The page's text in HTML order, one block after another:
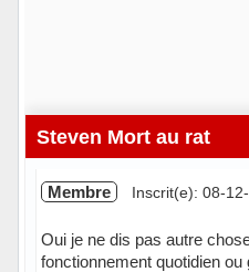
Steven Mort au rat
Membre Inscrit(e): 08-
Oui je ne dis pas autre
fonctionnement quotidien ou